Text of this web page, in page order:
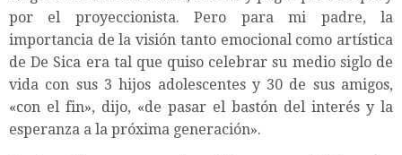
por el proyeccionista. Pero para mi padre, la
importancia de la visión tanto emocional como artística
de De Sica era tal que quiso celebrar su medio siglo de
vida con sus 3 hijos adolescentes y 30 de sus amigos,
«con el fin», dijo, «de pasar el bastón del interés y la
esperanza a la próxima generación».